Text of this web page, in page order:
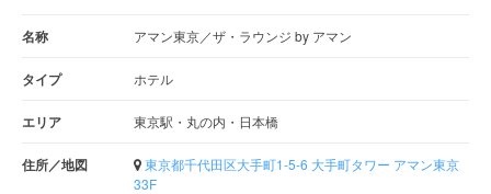
名称 アマン東京／ザ・ラウンジ by アマン
タイプ ホテル
エリア 東京駅・丸の内・日本橋
住所／地図
東京都千代田区大手町1-5-6 大手町タワー アマン東京
33F